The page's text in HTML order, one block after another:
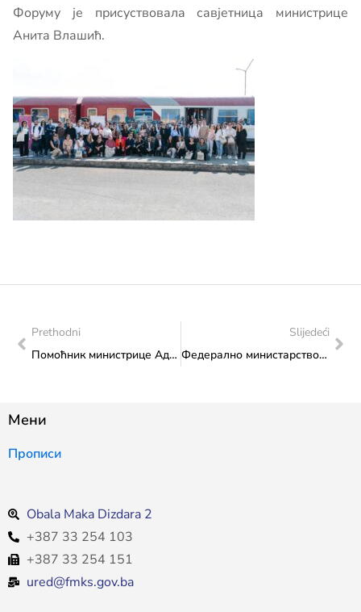
Форуму је присуствовала савјетница министрице
Анита Влашић.
Prethodni
Помоћник министрице Адис Салкић учествовао на форуму “Yоутх Форум Wест Херзеговина”
Slijedeći
Федерално министарство културе и спорта: Потписани Уговори о финансирању са корисницима интервентних средстава
Мени
Прописи
Obala Maka Dizdara 2
+387 33 254 103
+387 33 254 151
ured@fmks.gov.ba